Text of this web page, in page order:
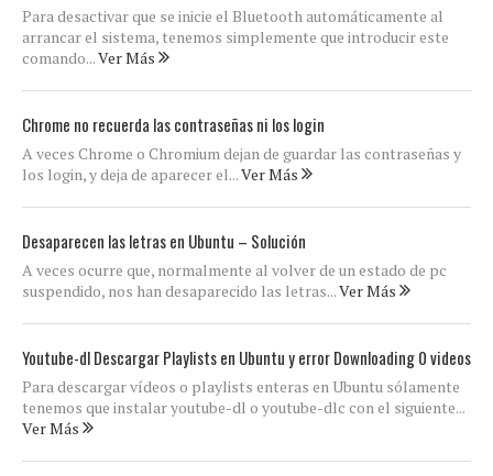
Para desactivar que se inicie el Bluetooth automáticamente al
arrancar el sistema, tenemos simplemente que introducir este
comando...Ver Más
Chrome no recuerda las contraseñas ni los login
A veces Chrome o Chromium dejan de guardar las contraseñas y
los login, y deja de aparecer el...Ver Más
Desaparecen las letras en Ubuntu – Solución
A veces ocurre que, normalmente al volver de un estado de pc
suspendido, nos han desaparecido las letras...Ver Más
Youtube-dl Descargar Playlists en Ubuntu y error Downloading 0 videos
Para descargar vídeos o playlists enteras en Ubuntu sólamente
tenemos que instalar youtube-dl o youtube-dlc con el siguiente...
Ver Más